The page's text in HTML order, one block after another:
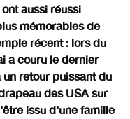
aussi réussi
mémorables de
récent : lors du
a couru le dernier
retour puissant du
des USA sur
issu d'une famille